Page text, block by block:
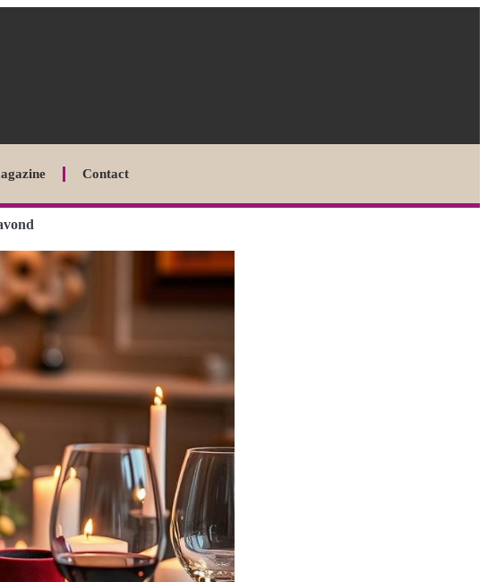
Contact